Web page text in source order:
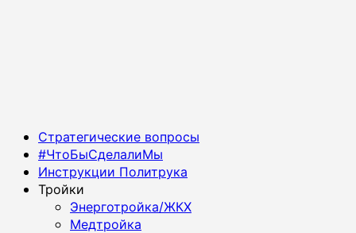
Основное
меню
Стратегические вопросы
#ЧтоБыСделалиМы
Инструкции Политрука
Тройки
Энерготройка/ЖКХ
Медтройка